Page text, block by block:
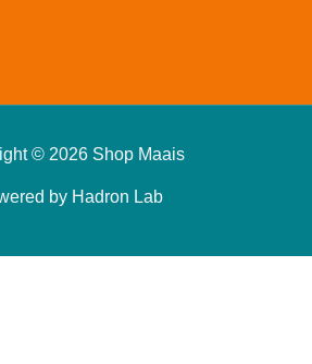
© 2026 Shop Maais
by Hadron Lab